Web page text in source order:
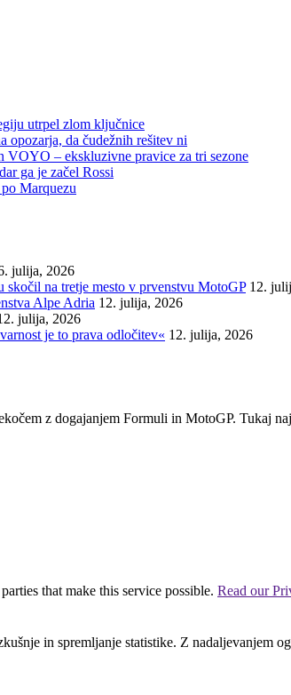
utrpel zlom ključnice
opozarja, da čudežnih rešitev ni
VOYO – ekskluzivne pravice za tri sezone
ga je začel Rossi
Marquezu
julija, 2026
skočil na tretje mesto v prvenstvu MotoGP 12.
Alpe Adria 12. julija, 2026
julija, 2026
je to prava odločitev« 12. julija, 2026
z dogajanjem Formuli in MotoGP. Tukaj
that make this service possible. Read our
in spremljanje statistike. Z nadaljevanjem